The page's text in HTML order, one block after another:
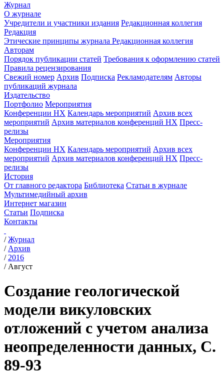
Журнал
О журнале
Учредители и участники издания Редакционная коллегия
Редакция
Этические принципы журнала Редакционная коллегия
Авторам
Порядок публикации статей Требования к оформлению статей
Правила рецензирования
Свежий номер Архив Подписка Рекламодателям Авторы
публикаций журнала
Издательство
Портфолио Мероприятия
Конференции НХ Календарь мероприятий Архив всех
мероприятий Архив материалов конференций НХ Пресс-
релизы
Мероприятия
Конференции НХ Календарь мероприятий Архив всех
мероприятий Архив материалов конференций НХ Пресс-
релизы
История
От главного редактора Библиотека Статьи в журнале
Мультимедийный архив
Интернет магазин
Статьи Подписка
Контакты
/Журнал
/ Архив
/ 2016
/ Август
Создание геологической
модели викуловских
отложений с учетом анализа
неопределенности данных, C.
89-93